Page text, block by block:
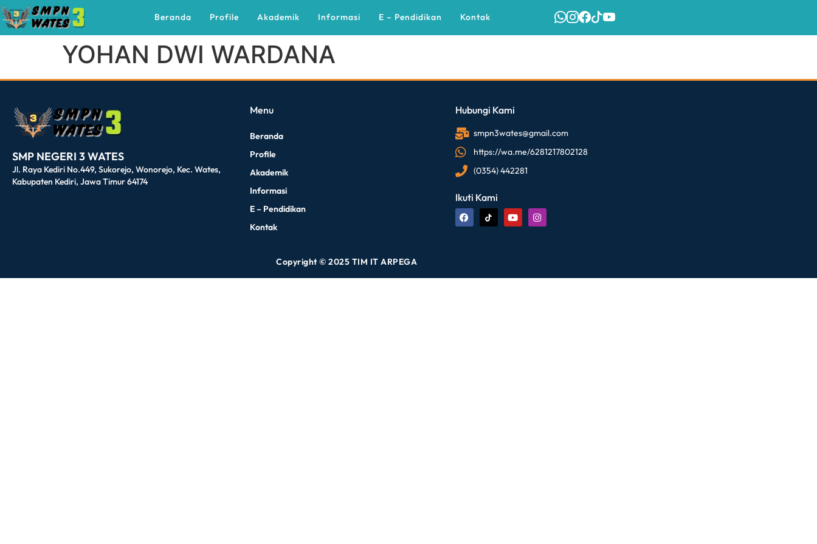
Beranda Profile Akademik Informasi E – Pendidikan Kontak
YOHAN DWI WARDANA
SMP NEGERI 3 WATES
Jl. Raya Kediri No.449, Sukorejo, Wonorejo, Kec. Wates,
Kabupaten Kediri, Jawa Timur 64174
Menu
Beranda
Profile
Akademik
Informasi
E – Pendidikan
Kontak
Hubungi Kami
smpn3wates@gmail.com
https://wa.me/6281217802128
(0354) 442281
Ikuti Kami
Copyright © 2025 TIM IT ARPEGA